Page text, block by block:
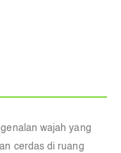
wajah yang
cerdas di ruang